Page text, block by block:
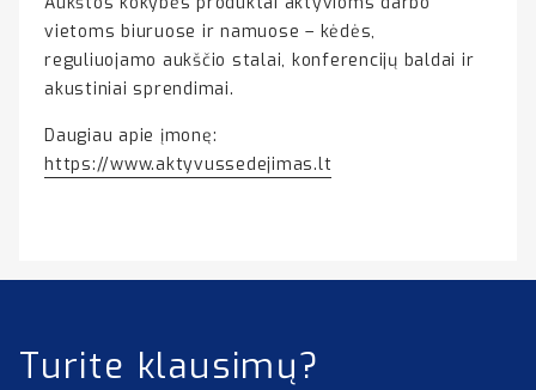
vietoms biuruose ir namuose – kėdės,
reguliuojamo aukščio stalai, konferencijų baldai ir
akustiniai sprendimai.
Daugiau apie įmonę:
https://www.aktyvussedejimas.lt
Turite klausimų?